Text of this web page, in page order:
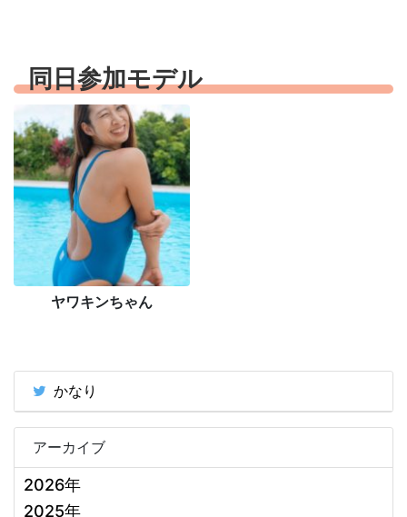
同日参加モデル
ヤワキンちゃん
かなり
アーカイブ
2026年
2025年